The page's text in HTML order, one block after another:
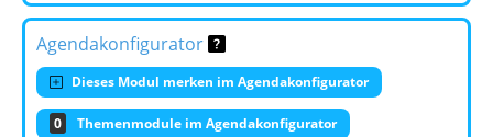
Agendakonfigurator
Dieses Modul merken im Agendakonfigurator
0 Themenmodule im Agendakonfigurator